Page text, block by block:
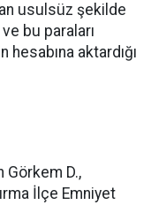
usulsüz şekilde
bu paraları
aktardığı
Görkem D.,
İlçe Emniyet